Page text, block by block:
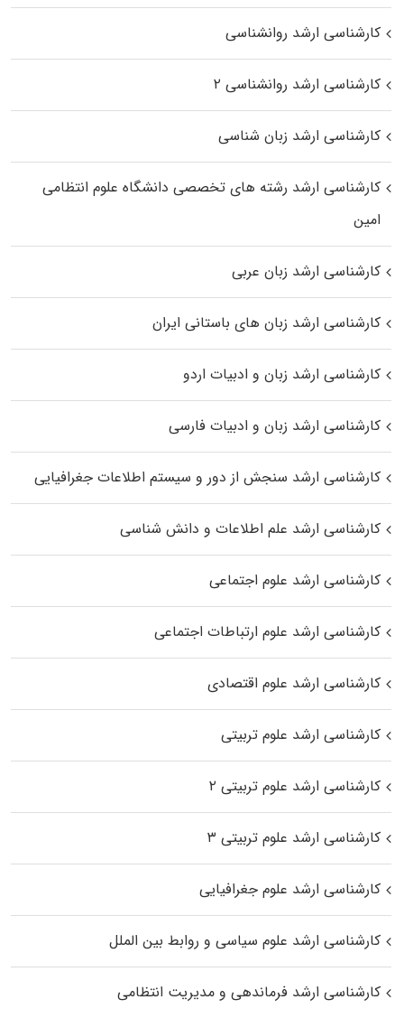
کارشناسی ارشد روانشناسی
کارشناسی ارشد روانشناسی ۲
کارشناسی ارشد زبان شناسی
کارشناسی ارشد رﺷﺘﻪ ﻫﺎی تخصصی داﻧﺸﮕﺎه ﻋﻠﻮم انتظامی
اﻣﻴﻦ
کارشناسی ارشد زبان عربی
کارشناسی ارشد زبان‌ های باستانی ایران
کارشناسی ارشد زبان و ادبیات اردو
کارشناسی ارشد زبان و ادبیات فارسی
کارشناسی ارشد سنجش از دور و سیستم اطلاعات جغرافیایی
کارشناسی ارشد علم اطلاعات و دانش شناسی
کارشناسی ارشد علوم اجتماعی
کارشناسی ارشد علوم ارتباطات اجتماعی
کارشناسی ارشد علوم اقتصادی
کارشناسی ارشد علوم تربیتی
کارشناسی ارشد علوم تربیتی ۲
کارشناسی ارشد علوم تربیتی ۳
کارشناسی ارشد علوم جغرافیایی
کارشناسی ارشد علوم سیاسی و روابط بین الملل
کارشناسی ارشد فرماندهی و مدیریت انتظامی